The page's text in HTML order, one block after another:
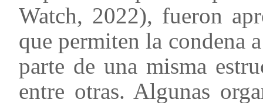
Watch, 2022), fueron
que permiten la condena
parte de una misma
entre otras. Algunas